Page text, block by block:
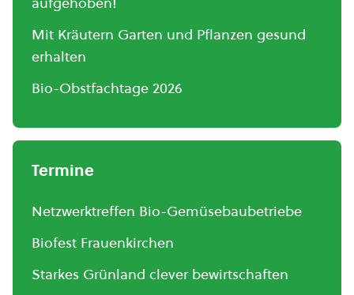
Mit Kräutern Garten und Pflanzen gesund
erhalten
Bio-Obstfachtage 2026
Termine
Netzwerktreffen Bio-Gemüsebaubetriebe
Biofest Frauenkirchen
Starkes Grünland clever bewirtschaften